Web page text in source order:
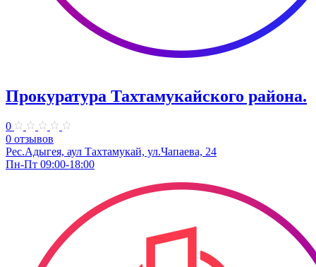
Прокуратура Тахтамукайского района.
0
0 отзывов
Рес.Адыгея, аул Тахтамукай, ул.Чапаева, 24
Пн-Пт 09:00-18:00